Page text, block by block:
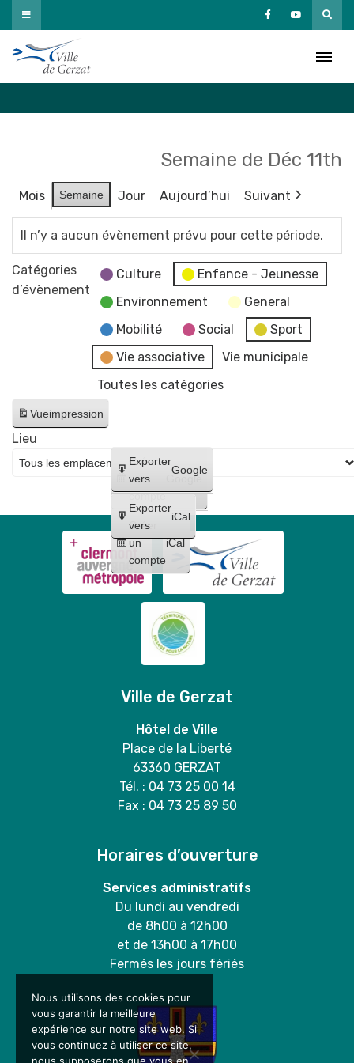
Passer
au
contenu
Semaine de Déc 11th
Mois Semaine Jour Aujourd’hui Suivant
Il n’y a aucun évènement prévu pour cette période.
Catégories
d’évènement
Culture
Enfance - Jeunesse
Environnement
General
Mobilité
Social
Sport
Vie associative
Vie municipale
Toutes les catégories
Vueimpression
Créer
un
compte
Google
Créer
un
compte
iCal
Exporter
vers
Google
Exporter
vers
iCal
Lieu
Ville de Gerzat
Hôtel de Ville
Place de la Liberté
63360 GERZAT
Tél. : 04 73 25 00 14
Fax : 04 73 25 89 50
Horaires d’ouverture
Services administratifs
Du lundi au vendredi
de 8h00 à 12h00
et de 13h00 à 17h00
Fermés les jours fériés
Nous utilisons des cookies pour
vous garantir la meilleure
expérience sur notre site web. Si
vous continuez à utiliser ce site,